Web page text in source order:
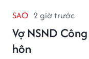
SAO 2 giờ trước
Vợ NSND
hôn